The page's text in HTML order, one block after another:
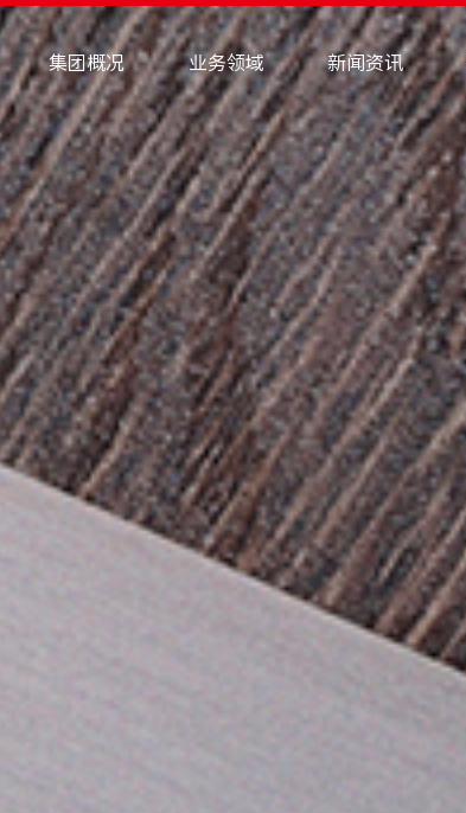
集团概况 业务领域 新闻资讯